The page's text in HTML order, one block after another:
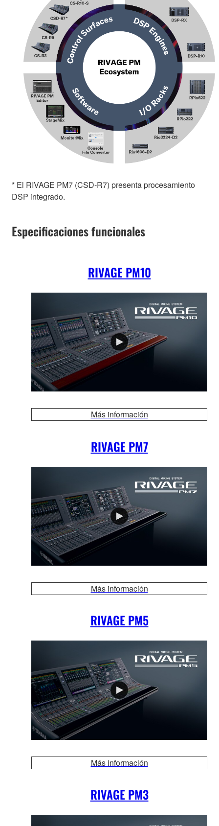
* El RIVAGE PM7 (CSD-R7) presenta procesamiento
DSP integrado.
Especificaciones funcionales
RIVAGE PM10
Más información
RIVAGE PM7
Más información
RIVAGE PM5
Más información
RIVAGE PM3